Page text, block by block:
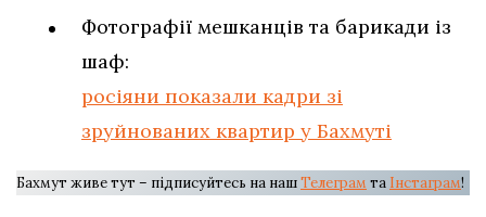
Фотографії мешканців та барикади із
шаф:
росіяни показали кадри зі
зруйнованих квартир у Бахмуті
Бахмут живе тут – підписуйтесь на нашТелеграм та Інстаграм!